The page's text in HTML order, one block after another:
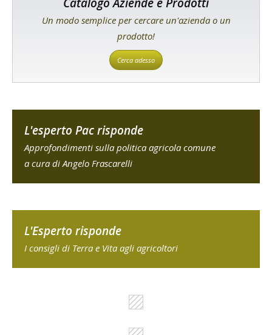
Un modo semplice per cercare un'azienda o un
prodotto!
Cerca adesso
L'esperto Pac risponde
Approfondimenti sulla politica agricola comune
a cura di Angelo Frascarelli
L'Esperto risponde
I consigli di Terra e Vita agli agricoltori